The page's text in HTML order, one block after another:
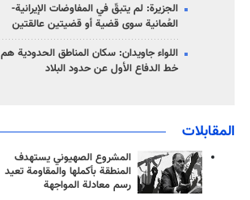
الجزيرة: لم يتبقّ في المفاوضات الإيرانية-
العُمانية سوى قضية أو قضيتين عالقتين
اللواء جاويدان: سكان المناطق الحدودية هم
خط الدفاع الأول عن حدود البلاد
المقابلات
المشروع الصهيوني يستهدف
المنطقة بأكملها والمقاومة تعيد
رسم معادلة المواجهة